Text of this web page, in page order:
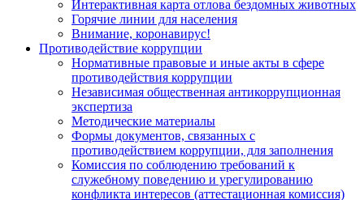
Интерактивная карта отлова бездомных животных
Горячие линии для населения
Внимание, коронавирус!
Противодействие коррупции
Нормативные правовые и иные акты в сфере
противодействия коррупции
Независимая общественная антикоррупционная
экспертиза
Методические материалы
Формы документов, связанных с
противодействием коррупции, для заполнения
Комиссия по соблюдению требований к
служебному поведению и урегулированию
конфликта интересов (аттестационная комиссия)